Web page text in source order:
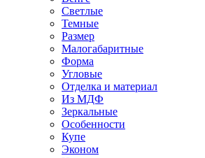
Светлые
Темные
Размер
Малогабаритные
Форма
Угловые
Отделка и материал
Из МДФ
Зеркальные
Особенности
Купе
Эконом